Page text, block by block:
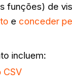
funções) de
e conceder
incluem:
CSV